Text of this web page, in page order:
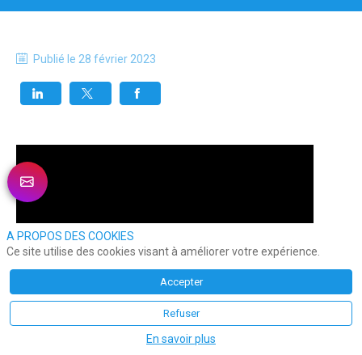
Publié le 28 février 2023
A PROPOS DES COOKIES
Ce site utilise des cookies visant à améliorer votre expérience.
Accepter
Refuser
En savoir plus